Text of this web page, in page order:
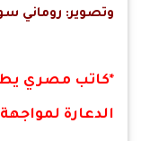
وتصوير: روماني
*كاتب مصري
الدعارة